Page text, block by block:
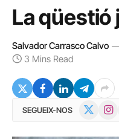
La qüestió
Salvador Carrasco Calvo
3 Mins Read
SEGUEIX-NOS